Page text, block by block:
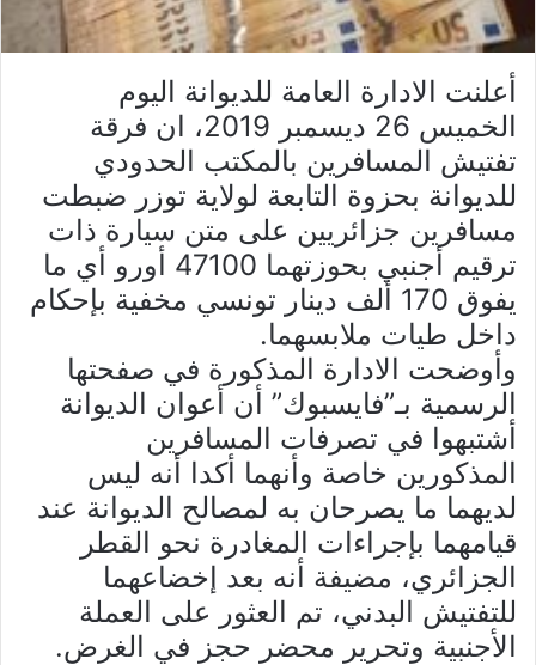
أعلنت الادارة العامة للديوانة اليوم
الخميس 26 ديسمبر 2019، ان فرقة
تفتيش المسافرين بالمكتب الحدودي
للديوانة بحزوة التابعة لولاية توزر ضبطت
مسافرين جزائريين على متن سيارة ذات
ترقيم أجنبي بحوزتهما 47100 أورو أي ما
يفوق 170 ألف دينار تونسي مخفية بإحكام
داخل طيات ملابسهما.
وأوضحت الادارة المذكورة في صفحتها
الرسمية بـ”فايسبوك” أن أعوان الديوانة
أشتبهوا في تصرفات المسافرين
المذكورين خاصة وأنهما أكدا أنه ليس
لديهما ما يصرحان به لمصالح الديوانة عند
قيامهما بإجراءات المغادرة نحو القطر
الجزائري، مضيفة أنه بعد إخضاعهما
للتفتيش البدني، تم العثور على العملة
الأجنبية وتحرير محضر حجز في الغرض.